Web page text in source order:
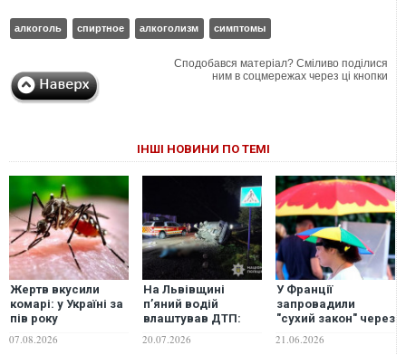
алкоголь спиртное алкоголизм симптомы
Сподобався матеріал? Сміливо поділися
ним в соцмережах через ці кнопки
ІНШІ НОВИНИ ПО ТЕМІ
Жертв вкусили
комарі: у Україні за
пів року
випадки гарячки
07.08.2026
На Львівщині
п’яний водій
влаштував ДТП:
дівчини, ще двоє
20.07.2026
У Франції
запровадили
"сухий закон" через
21.06.2026